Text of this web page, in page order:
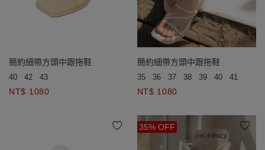
簡約細帶方頭中跟拖鞋
40 42 43
NT$ 1080
簡約細帶方頭中跟拖鞋
35 36 37 38 39 40 41
NT$ 1080
35% OFF